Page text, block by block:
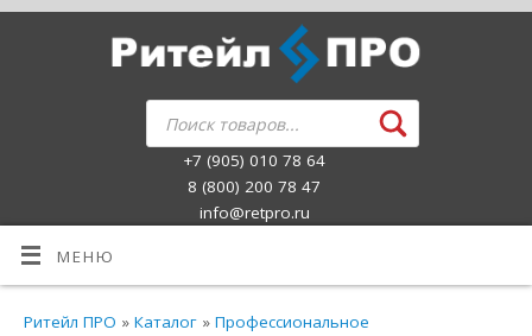
+7 (905) 010 78 64
8 (800) 200 78 47
info@retpro.ru
МЕНЮ
Ритейл ПРО »Каталог »Профессиональное